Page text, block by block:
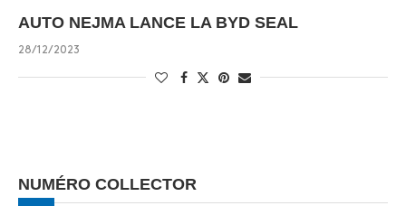
AUTO NEJMA LANCE LA BYD SEAL
28/12/2023
NUMÉRO COLLECTOR